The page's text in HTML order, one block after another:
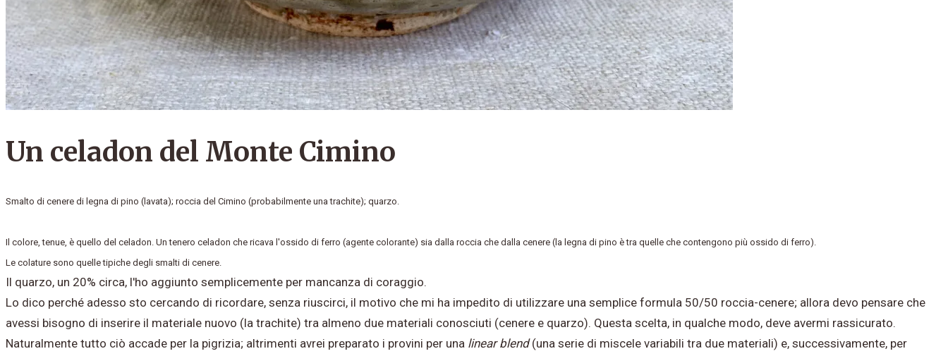
Un celadon del Monte Cimino
Smalto di cenere di legna di pino (lavata); roccia del Cimino (probabilmente una trachite); quarzo.
Il colore, tenue, è quello del celadon. Un tenero celadon che ricava l'ossido di ferro (agente colorante) sia dalla roccia che dalla cenere (la legna di pino è tra quelle che contengono più ossido di ferro).
Le colature sono quelle tipiche degli smalti di cenere.
Il quarzo, un 20% circa, l'ho aggiunto semplicemente per mancanza di coraggio.
Lo dico perché adesso sto cercando di ricordare, senza riuscirci, il motivo che mi ha impedito di utilizzare una semplice formula 50/50 roccia-cenere; allora devo pensare che
avessi bisogno di inserire il materiale nuovo (la trachite) tra almeno due materiali conosciuti (cenere e quarzo). Questa scelta, in qualche modo, deve avermi rassicurato.
Naturalmente tutto ciò accade per la pigrizia; altrimenti avrei preparato i provini per una linear blend(una serie di miscele variabili tra due materiali) e, successivamente, per